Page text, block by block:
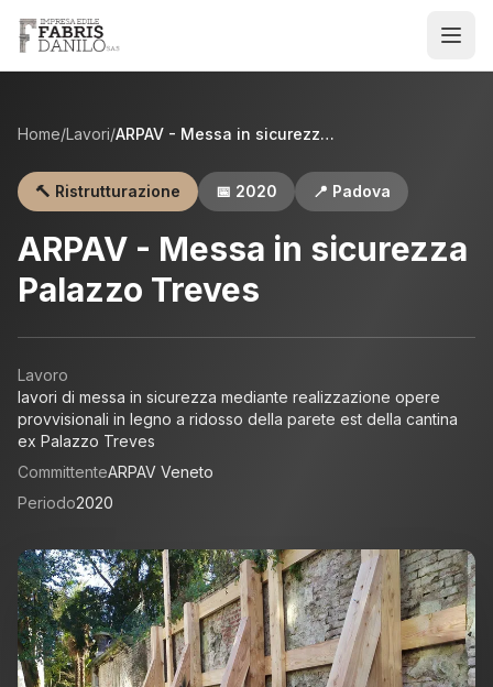
Home/Lavori/ ARPAV - Messa in sicurezza Palazzo Treves
🔨 Ristrutturazione 📅 2020 📍 Padova
ARPAV - Messa in sicurezza
Palazzo Treves
Lavoro
lavori di messa in sicurezza mediante realizzazione opere
provvisionali in legno a ridosso della parete est della cantina
ex Palazzo Treves
CommittenteARPAV Veneto
Periodo2020